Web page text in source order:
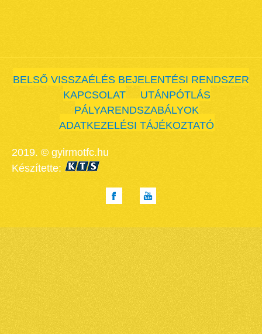
BELSŐ VISSZAÉLÉS BEJELENTÉSI RENDSZER
KAPCSOLAT
UTÁNPÓTLÁS
PÁLYARENDSZABÁLYOK
ADATKEZELÉSI TÁJÉKOZTATÓ
2019. © gyirmotfc.hu
Készítette: